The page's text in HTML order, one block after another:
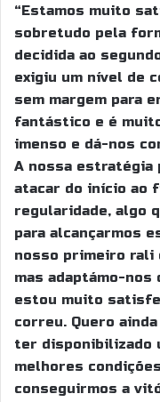
“Estamos muito
sobretudo pela
decidida ao
exigiu um nível de
sem margem para
fantástico e é
imenso e dá-nos
A nossa estratégia
atacar do início ao
regularidade, algo
para alcançarmos
nosso primeiro rali
mas adaptámo-nos
estou muito
correu. Quero
ter disponibilizado
melhores
conseguirmos a